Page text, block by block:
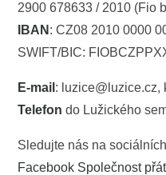
2900 678633 / 2010 (Fio
IBAN : CZ08 2010 0000
SWIFT/BIC:
E-mail : luzice@luzice.cz,
Telefon do Lužického
Sledujte nás na
Facebook Společnost